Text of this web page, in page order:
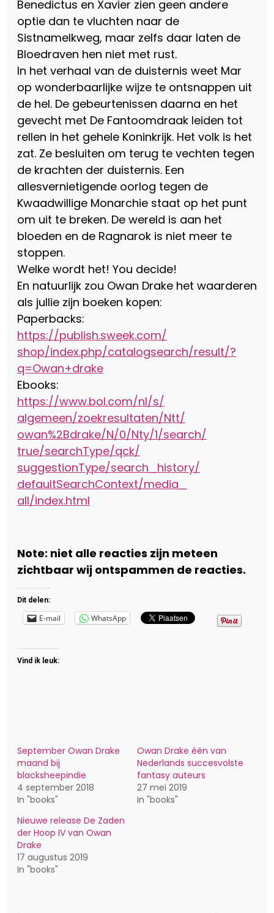
Benedictus en Xavier zien geen andere
optie dan te vluchten naar de
Sistnamelkweg, maar zelfs daar laten de
Bloedraven hen niet met rust.
In het verhaal van de duisternis weet Mar
op wonderbaarlijke wijze te ontsnappen uit
de hel. De gebeurtenissen daarna en het
gevecht met De Fantoomdraak leiden tot
rellen in het gehele Koninkrijk. Het volk is het
zat. Ze besluiten om terug te vechten tegen
de krachten der duisternis. Een
allesvernietigende oorlog tegen de
Kwaadwillige Monarchie staat op het punt
om uit te breken. De wereld is aan het
bloeden en de Ragnarok is niet meer te
stoppen.
Welke wordt het! You decide!
En natuurlijk zou Owan Drake het waarderen
als jullie zijn boeken kopen:
Paperbacks:
https://publish.sweek.com/
shop/index.php/catalogsearch/result/?
q=Owan+drake
Ebooks:
https://www.bol.com/nl/s/
algemeen/zoekresultaten/Ntt/
owan%2Bdrake/N/0/Nty/1/search/
true/searchType/qck/
suggestionType/search_history/
defaultSearchContext/media_
all/index.html
Note: niet alle reacties zijn meteen
zichtbaar wij ontspammen de reacties.
Dit delen:
E-mail WhatsApp
Vind ik leuk:
September Owan Drake
maand bij
blacksheepindie
4 september 2018
In "books"
Owan Drake één van
Nederlands succesvolste
fantasy auteurs
27 mei 2019
In "books"
Nieuwe release De Zaden
der Hoop IV van Owan
Drake
17 augustus 2019
In "books"